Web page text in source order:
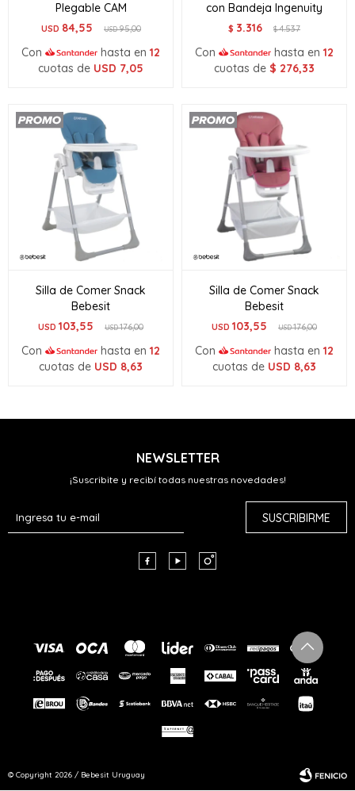
Plegable CAM
USD 84,55 USD95,00
Con hasta en 12
cuotas de USD 7,05
con Bandeja Ingenuity
$ 3.316 $4.537
Con hasta en 12
cuotas de $ 276,33
Silla de Comer Snack
Bebesit
USD 103,55 USD176,00
Con hasta en 12
cuotas de USD 8,63
Silla de Comer Snack
Bebesit
USD 103,55 USD176,00
Con hasta en 12
cuotas de USD 8,63
NEWSLETTER
¡Suscribite y recibí todas nuestras novedades!
SUSCRIBIRME
  
© Copyright 2026 / Bebesit Uruguay